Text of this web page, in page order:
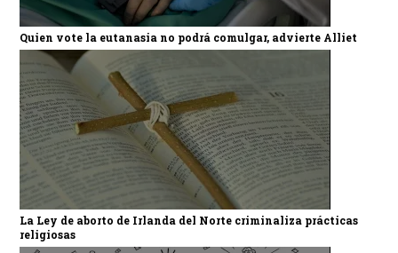
Quien vote la eutanasia no podrá comulgar, advierte Alliet
La Ley de aborto de Irlanda del Norte criminaliza prácticas
religiosas